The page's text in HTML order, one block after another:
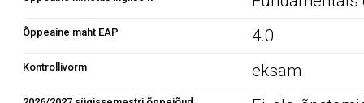
Õppeaine maht EAP 4.0
Kontrollivorm eksam